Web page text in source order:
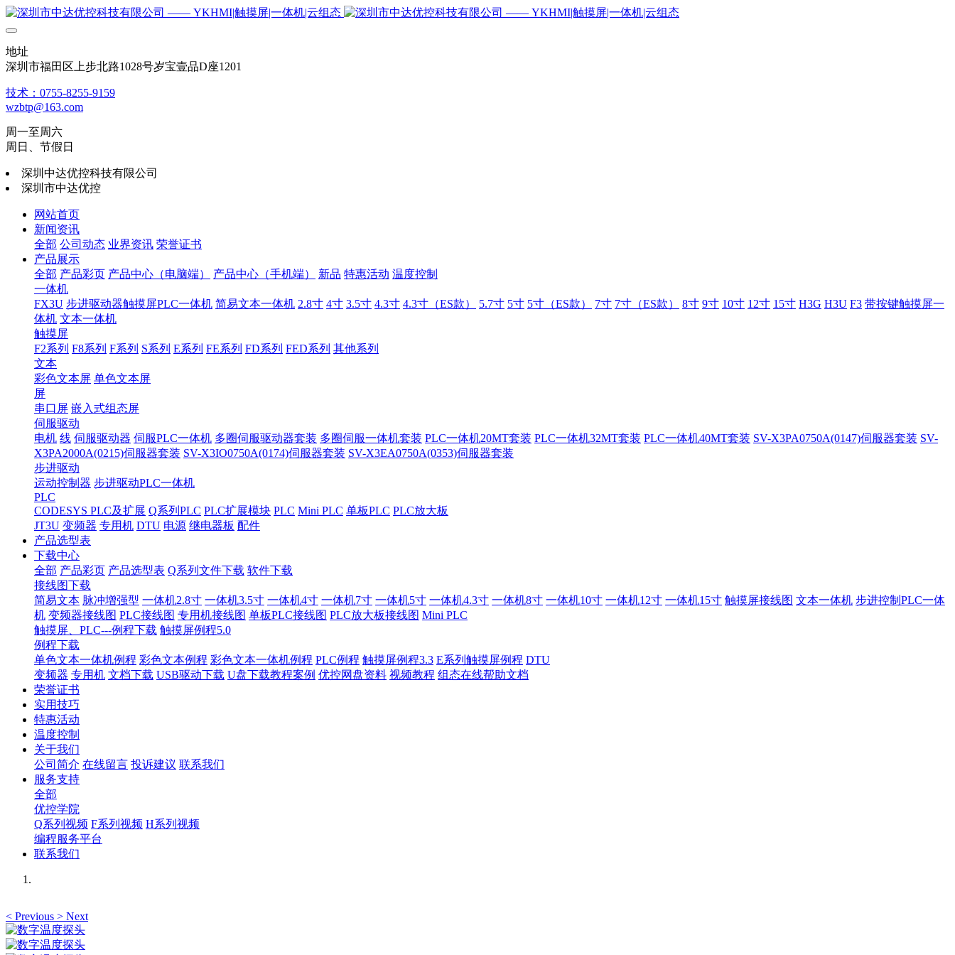
地址
深圳市福田区上步北路1028号岁宝壹品D座1201
技术：0755-8255-9159
wzbtp@163.com
周一至周六
周日、节假日
深圳中达优控科技有限公司
深圳市中达优控
网站首页
新闻资讯
全部 公司动态 业界资讯 荣誉证书
产品展示
全部 产品彩页 产品中心（电脑端） 产品中心（手机端） 新品 特惠活动 温度控制
一体机
FX3U 步进驱动器触摸屏PLC一体机 简易文本一体机 2.8寸 4寸 3.5寸 4.3寸 4.3寸（ES款） 5.7寸 5寸 5寸（ES款） 7寸 7寸（ES款） 8寸 9寸 10寸 12寸 15寸 H3G H3U F3 带按键触摸屏一
体机 文本一体机
触摸屏
F2系列 F8系列 F系列 S系列 E系列 FE系列 FD系列 FED系列 其他系列
文本
彩色文本屏 单色文本屏
屏
串口屏 嵌入式组态屏
伺服驱动
电机 线 伺服驱动器 伺服PLC一体机 多圈伺服驱动器套装 多圈伺服一体机套装 PLC一体机20MT套装 PLC一体机32MT套装 PLC一体机40MT套装 SV-X3PA0750A(0147)伺服器套装 SV-
X3PA2000A(0215)伺服器套装 SV-X3IO0750A(0174)伺服器套装 SV-X3EA0750A(0353)伺服器套装
步进驱动
运动控制器 步进驱动PLC一体机
PLC
CODESYS PLC及扩展 Q系列PLC PLC扩展模块 PLC Mini PLC 单板PLC PLC放大板
JT3U 变频器 专用机 DTU 电源 继电器板 配件
产品选型表
下载中心
全部 产品彩页 产品选型表 Q系列文件下载 软件下载
接线图下载
简易文本 脉冲增强型 一体机2.8寸 一体机3.5寸 一体机4寸 一体机7寸 一体机5寸 一体机4.3寸 一体机8寸 一体机10寸 一体机12寸 一体机15寸 触摸屏接线图 文本一体机 步进控制PLC一体
机 变频器接线图 PLC接线图 专用机接线图 单板PLC接线图 PLC放大板接线图 Mini PLC
触摸屏、PLC---例程下载 触摸屏例程5.0
例程下载
单色文本一体机例程 彩色文本例程 彩色文本一体机例程 PLC例程 触摸屏例程3.3 E系列触摸屏例程 DTU
变频器 专用机 文档下载 USB驱动下载 U盘下载教程案例 优控网盘资料 视频教程 组态在线帮助文档
荣誉证书
实用技巧
特惠活动
温度控制
关于我们
公司简介 在线留言 投诉建议 联系我们
服务支持
全部
优控学院
Q系列视频 F系列视频 H系列视频
编程服务平台
联系我们
< Previous > Next